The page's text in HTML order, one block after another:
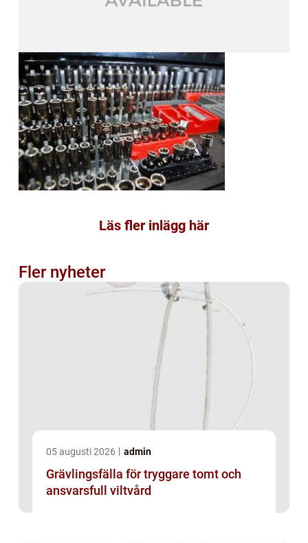
Läs fler inlägg här
Fler nyheter
05 augusti 2026 admin
Grävlingsfälla för tryggare tomt och
ansvarsfull viltvård